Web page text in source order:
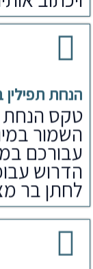
הנחת תפילין
טקס הנחת
השמור
עבורכם
הדרוש
לחתן בר